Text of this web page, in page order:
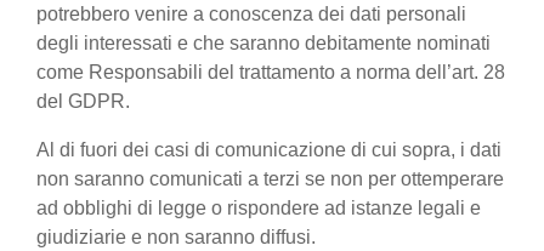
potrebbero venire a conoscenza dei dati personali
degli interessati e che saranno debitamente nominati
come Responsabili del trattamento a norma dell’art. 28
del GDPR.
Al di fuori dei casi di comunicazione di cui sopra, i dati
non saranno comunicati a terzi se non per ottemperare
ad obblighi di legge o rispondere ad istanze legali e
giudiziarie e non saranno diffusi.